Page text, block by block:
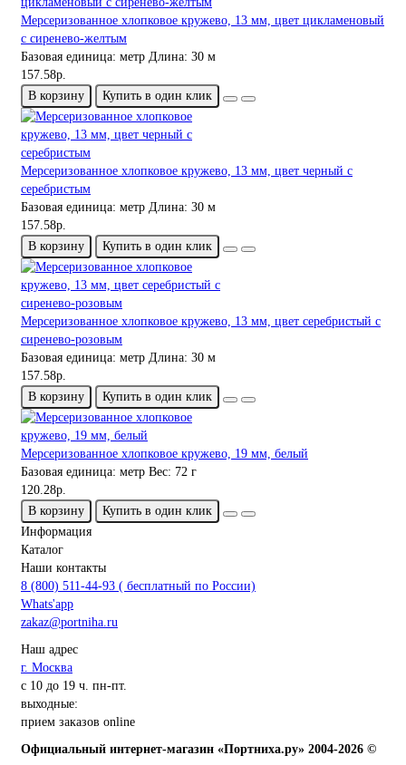
Мерсеризованное хлопковое кружево, 13 мм, цвет цикламеновый
с сиренево-желтым
Базовая единица: метр Длина: 30 м
157.58р.
В корзину
Купить в один клик
Мерсеризованное хлопковое кружево, 13 мм, цвет черный с
серебристым
Базовая единица: метр Длина: 30 м
157.58р.
В корзину
Купить в один клик
Мерсеризованное хлопковое кружево, 13 мм, цвет серебристый с
сиренево-розовым
Базовая единица: метр Длина: 30 м
157.58р.
В корзину
Купить в один клик
Мерсеризованное хлопковое кружево, 19 мм, белый
Базовая единица: метр Вес: 72 г
120.28р.
В корзину
Купить в один клик
Информация
Каталог
Наши контакты
8 (800) 511-44-93 ( бесплатный по России)
Whats'app
zakaz@portniha.ru
Наш адрес
г. Москва
с 10 до 19 ч. пн-пт.
выходные:
прием заказов online
Официальный интернет-магазин «Портниха.ру» 2004-2026 ©